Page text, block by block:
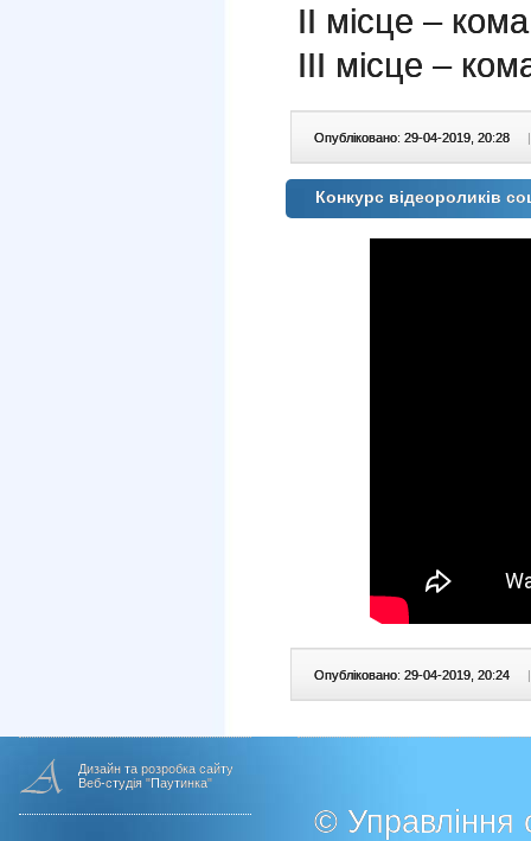
ІІ місце –
ІІІ місце –
Опубліковано: 29-04-2019, 20:28 |
Конкурс відеороликів
Опубліковано: 29-04-2019, 20:24 |
Дизайн та розробка сайту
Веб-студія "Паутинка"
© Управління